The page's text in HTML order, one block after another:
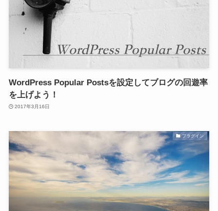
WordPress Popular Postsを設定してブログの回遊率
を上げよう！
2017年3月16日
プラグイン